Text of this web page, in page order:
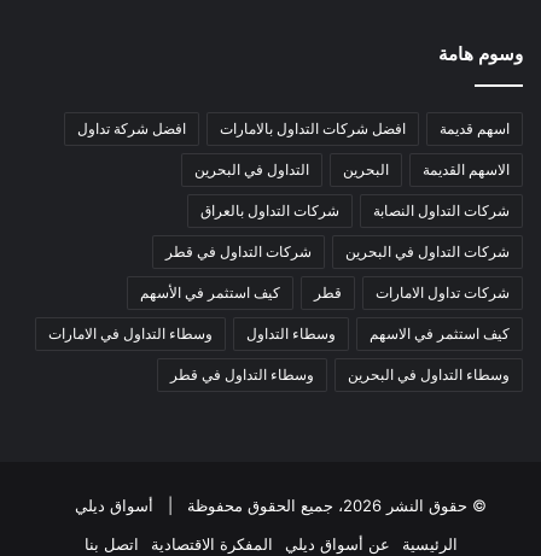
وسوم هامة
اسهم قديمة افضل شركات التداول بالامارات افضل شركة تداول
الاسهم القديمة البحرين التداول في البحرين
شركات التداول النصابة شركات التداول بالعراق
شركات التداول في البحرين شركات التداول في قطر
شركات تداول الامارات قطر كيف استثمر في الأسهم
كيف استثمر في الاسهم وسطاء التداول وسطاء التداول في الامارات
وسطاء التداول في البحرين وسطاء التداول في قطر
© حقوق النشر 2026، جميع الحقوق محفوظة |
أسواق ديلي
الرئيسية
عن أسواق ديلي المفكرة الاقتصادية اتصل بنا